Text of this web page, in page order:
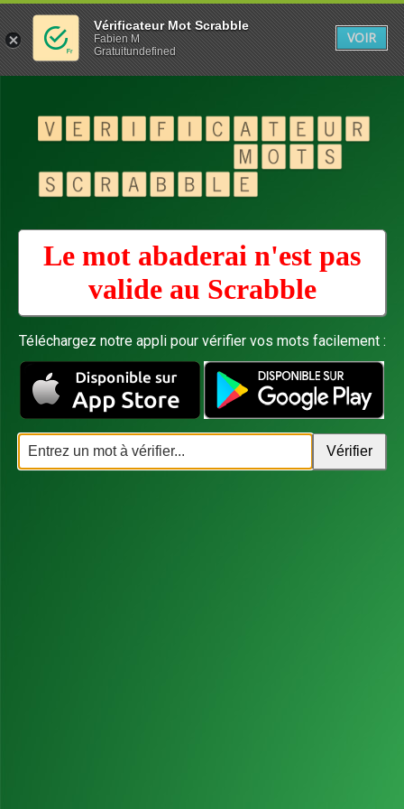
Le mot abaderai n'est pas
valide au Scrabble
Téléchargez notre appli pour vérifier vos mots facilement :
Vérificateur Mot Scrabble
Fabien M
Gratuitundefined
VOIR